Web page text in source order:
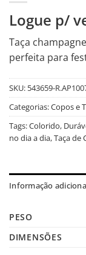
Logue p/
Taça
perfeita para
SKU: 543659-
Categorias:Copos e
Tags:Colorido,
no dia a dia,Taça de
Informação
PESO
DIMENSÕES